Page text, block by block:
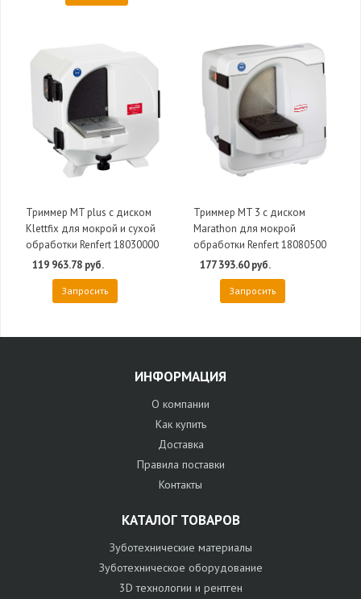
Триммер MT plus с диском
Klettfix для мокрой и сухой
обработки Renfert 18030000
119 963.78 руб.
Запросить
Триммер MT 3 с диском
Marathon для мокрой
обработки Renfert 18080500
177 393.60 руб.
Запросить
ИНФОРМАЦИЯ
О компании
Как купить
Доставка
Правила поставки
Контакты
КАТАЛОГ ТОВАРОВ
Зуботехнические материалы
Зуботехническое оборудование
3D технологии и рентген